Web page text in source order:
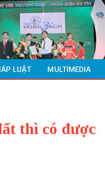
LUẬT MULTIMEDIA
thì có được